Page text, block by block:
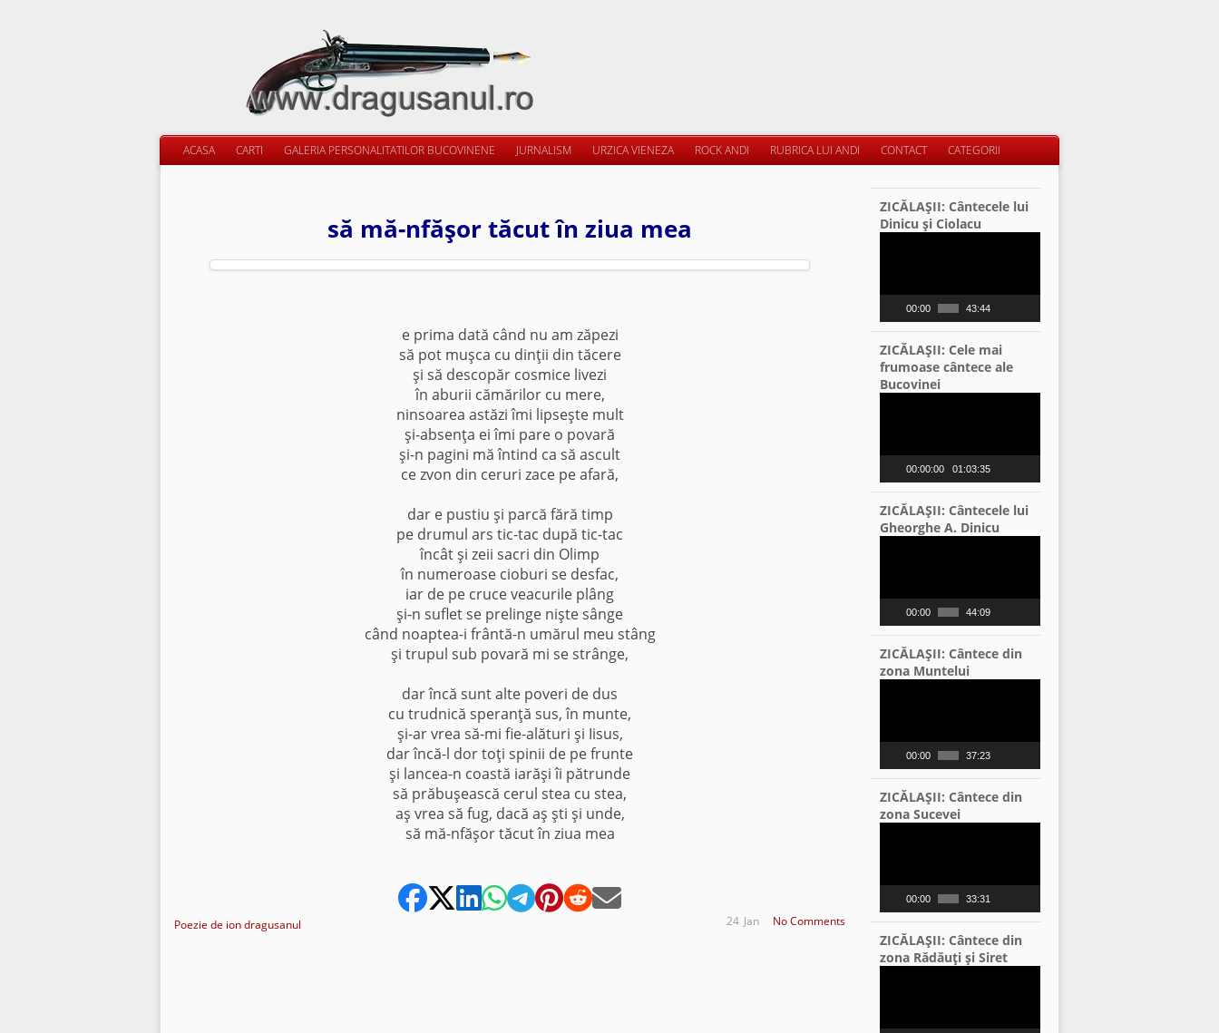
ACASA CARTI GALERIA PERSONALITATILOR BUCOVINENE JURNALISM URZICA VIENEZA ROCK ANDI RUBRICA LUI ANDI CONTACT CATEGORII
să mă-nfăşor tăcut în ziua mea
e prima dată când nu am zăpezi
să pot muşca cu dinţii din tăcere
şi să descopăr cosmice livezi
în aburii cămărilor cu mere,
ninsoarea astăzi îmi lipseşte mult
şi-absenţa ei îmi pare o povară
şi-n pagini mă întind ca să ascult
ce zvon din ceruri zace pe afară,
dar e pustiu şi parcă fără timp
pe drumul ars tic-tac după tic-tac
încât şi zeii sacri din Olimp
în numeroase cioburi se desfac,
iar de pe cruce veacurile plâng
şi-n suflet se prelinge nişte sânge
când noaptea-i frântă-n umărul meu stâng
şi trupul sub povară mi se strânge,
dar încă sunt alte poveri de dus
cu trudnică speranţă sus, în munte,
şi-ar vrea să-mi fie-alături şi Iisus,
dar încă-l dor toţi spinii de pe frunte
şi lancea-n coastă iarăşi îi pătrunde
să prăbuşească cerul stea cu stea,
aş vrea să fug, dacă aş şti şi unde,
să mă-nfăşor tăcut în ziua mea
Poezie de ion dragusanul No Comments
Jan
24
ZICĂLAŞII: Cântecele lui
Dinicu şi Ciolacu
00:00 43:44
ZICĂLAŞII: Cele mai
frumoase cântece ale
Bucovinei
00:00:00 01:03:35
ZICĂLAŞII: Cântecele lui
Gheorghe A. Dinicu
00:00 44:09
ZICĂLAŞII: Cântece din
zona Muntelui
00:00 37:23
ZICĂLAŞII: Cântece din
zona Sucevei
00:00 33:31
ZICĂLAŞII: Cântece din
zona Rădăuţi şi Siret